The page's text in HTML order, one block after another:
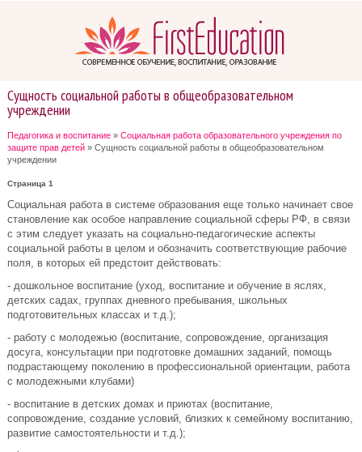
Сущность социальной работы в общеобразовательном
учреждении
Педагогика и воспитание » Социальная работа образовательного учреждения по
защите прав детей » Сущность социальной работы в общеобразовательном
учреждении
Страница 1
Социальная работа в системе образования еще только начинает свое
становление как особое направление социальной сферы РФ, в связи
с этим следует указать на социально-педагогические аспекты
социальной работы в целом и обозначить соответствующие рабочие
поля, в которых ей предстоит действовать:
- дошкольное воспитание (уход, воспитание и обучение в яслях,
детских садах, группах дневного пребывания, школьных
подготовительных классах и т.д.);
- работу с молодежью (воспитание, сопровождение, организация
досуга, консультации при подготовке домашних заданий, помощь
подрастающему поколению в профессиональной ориентации, работа
с молодежными клубами)
- воспитание в детских домах и приютах (воспитание,
сопровождение, создание условий, близких к семейному воспитанию,
развитие самостоятельности и т.д.);